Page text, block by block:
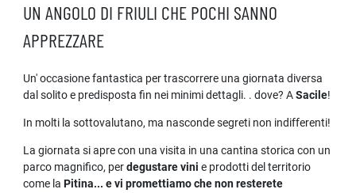
UN ANGOLO DI FRIULI CHE POCHI SANNO
APPREZZARE
Un' occasione fantastica per trascorrere una giornata diversa
dal solito e predisposta fin nei minimi dettagli. . dove? ASacile!
In molti la sottovalutano, ma nasconde segreti non indifferenti!
La giornata si apre con una visita in una cantina storica con un
parco magnifico, perdegustare vini e prodotti del territorio
come la Pitina... e vi promettiamo che non resterete